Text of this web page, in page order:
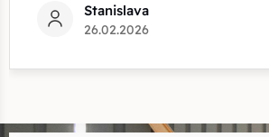
Stanislava
26.02.2026